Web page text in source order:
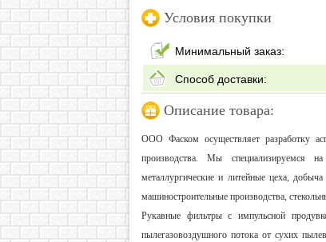
Условия покупки
Минимальный заказ:
Способ доставки:
Описание товара:
ООО Фаском осуществляет разработку
производства. Мы специализируемся
металлургические и литейные цеха,
машиностроительные производства,
Рукавные фильтры с импульсной
пылегазовоздушного потока от сухих